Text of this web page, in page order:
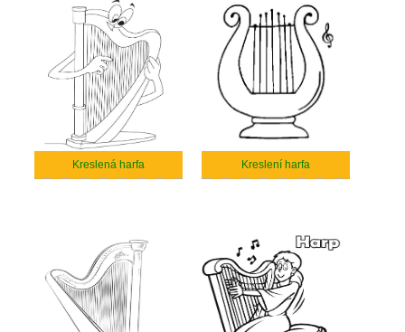
Kreslená harfa Kreslení harfa